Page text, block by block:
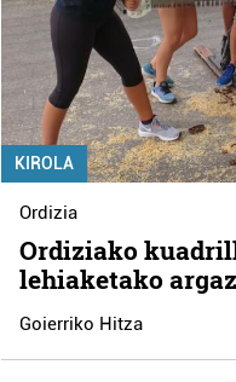
KIROLA
Ordizia
Ordiziako
lehiaketako
Goierriko Hitza